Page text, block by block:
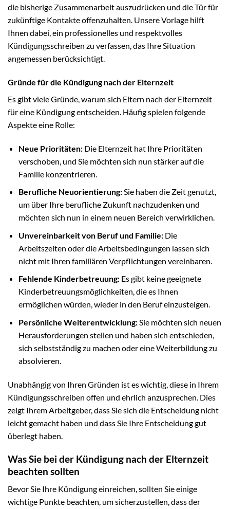
die bisherige Zusammenarbeit auszudrücken und die Tür für
zukünftige Kontakte offenzuhalten. Unsere Vorlage hilft
Ihnen dabei, ein professionelles und respektvolles
Kündigungsschreiben zu verfassen, das Ihre Situation
angemessen berücksichtigt.
Gründe für die Kündigung nach der Elternzeit
Es gibt viele Gründe, warum sich Eltern nach der Elternzeit
für eine Kündigung entscheiden. Häufig spielen folgende
Aspekte eine Rolle:
Neue Prioritäten:Die Elternzeit hat Ihre Prioritäten
verschoben, und Sie möchten sich nun stärker auf die
Familie konzentrieren.
Berufliche Neuorientierung:Sie haben die Zeit genutzt,
um über Ihre berufliche Zukunft nachzudenken und
möchten sich nun in einem neuen Bereich verwirklichen.
Unvereinbarkeit von Beruf und Familie:Die
Arbeitszeiten oder die Arbeitsbedingungen lassen sich
nicht mit Ihren familiären Verpflichtungen vereinbaren.
Fehlende Kinderbetreuung:Es gibt keine geeignete
Kinderbetreuungsmöglichkeiten, die es Ihnen
ermöglichen würden, wieder in den Beruf einzusteigen.
Persönliche Weiterentwicklung:Sie möchten sich neuen
Herausforderungen stellen und haben sich entschieden,
sich selbstständig zu machen oder eine Weiterbildung zu
absolvieren.
Unabhängig von Ihren Gründen ist es wichtig, diese in Ihrem
Kündigungsschreiben offen und ehrlich anzusprechen. Dies
zeigt Ihrem Arbeitgeber, dass Sie sich die Entscheidung nicht
leicht gemacht haben und dass Sie Ihre Entscheidung gut
überlegt haben.
Was Sie bei der Kündigung nach der Elternzeit
beachten sollten
Bevor Sie Ihre Kündigung einreichen, sollten Sie einige
wichtige Punkte beachten, um sicherzustellen, dass der